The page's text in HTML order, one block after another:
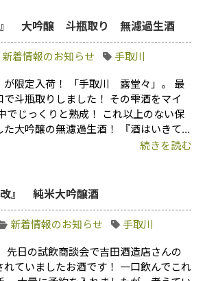
大吟醸 斗瓶取り 無濾過生酒
新着情報のお知らせ 手取川
が限定入荷！ 「手取川 露堂々」。 最
斗瓶取りしました！ その雫酒をマイ
じっくりと熟成！ これ以上のない保
た大吟醸の無濾過生酒！ 『酒はいきて…
続きを読む
』 純米大吟醸酒
新着情報のお知らせ 手取川
先日の試飲商談会で吉田酒造店さんの
れていましたお酒です！ 一口飲んでこれ